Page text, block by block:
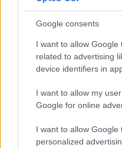
Google consents
I want to allow Google
related to advertising
device identifiers in
I want to allow my
Google for online
I want to allow Google
personalized
HÍRLEVÉL
E-mail cím
Feliratkozom a
szabályzatot!